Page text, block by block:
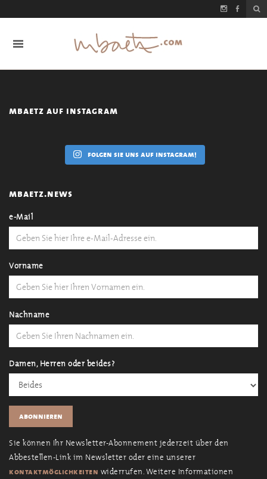
mbaetz auf instagram
folgen sie uns auf instagram!
mbaetz.news
e-Mail
Vorname
Nachname
Damen, Herren oder beides?
Sie können Ihr Newsletter-Abonnement jederzeit über den
Abbestellen-Link im Newsletter oder eine unserer
kontaktmöglichkeiten widerrufen. Weitere Informationen